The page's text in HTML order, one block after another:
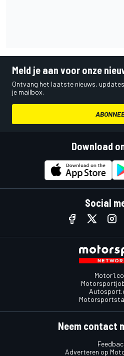
Meld je aan voor onze
Ontvang het laatste nieuws,
je mailbox.
Download
Social
Neem contact
Adverteren op